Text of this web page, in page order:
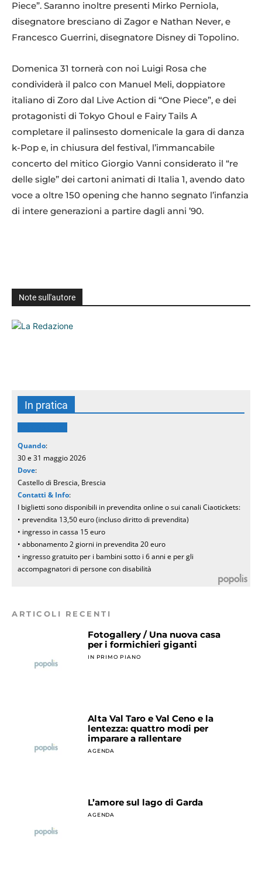
Piece”. Saranno inoltre presenti Mirko Perniola,
disegnatore bresciano di Zagor e Nathan Never, e
Francesco Guerrini, disegnatore Disney di Topolino.
Domenica 31 tornerà con noi Luigi Rosa che
condividerà il palco con Manuel Meli, doppiatore
italiano di Zoro dal Live Action di “One Piece”, e dei
protagonisti di Tokyo Ghoul e Fairy Tails A
completare il palinsesto domenicale la gara di danza
k-Pop e, in chiusura del festival, l’immancabile
concerto del mitico Giorgio Vanni considerato il “re
delle sigle” dei cartoni animati di Italia 1, avendo dato
voce a oltre 150 opening che hanno segnato l’infanzia
di intere generazioni a partire dagli anni ’90.
Note sull'autore
In pratica
Quando:
30 e 31 maggio 2026
Dove:
Castello di Brescia, Brescia
Contatti & Info:
I biglietti sono disponibili in prevendita online o sui canali Ciaotickets:
• prevendita 13,50 euro (incluso diritto di prevendita)
• ingresso in cassa 15 euro
• abbonamento 2 giorni in prevendita 20 euro
• ingresso gratuito per i bambini sotto i 6 anni e per gli
accompagnatori di persone con disabilità
ARTICOLI RECENTI
Fotogallery / Una nuova casa
per i formichieri giganti
IN PRIMO PIANO
Alta Val Taro e Val Ceno e la
lentezza: quattro modi per
imparare a rallentare
AGENDA
L’amore sul lago di Garda
AGENDA